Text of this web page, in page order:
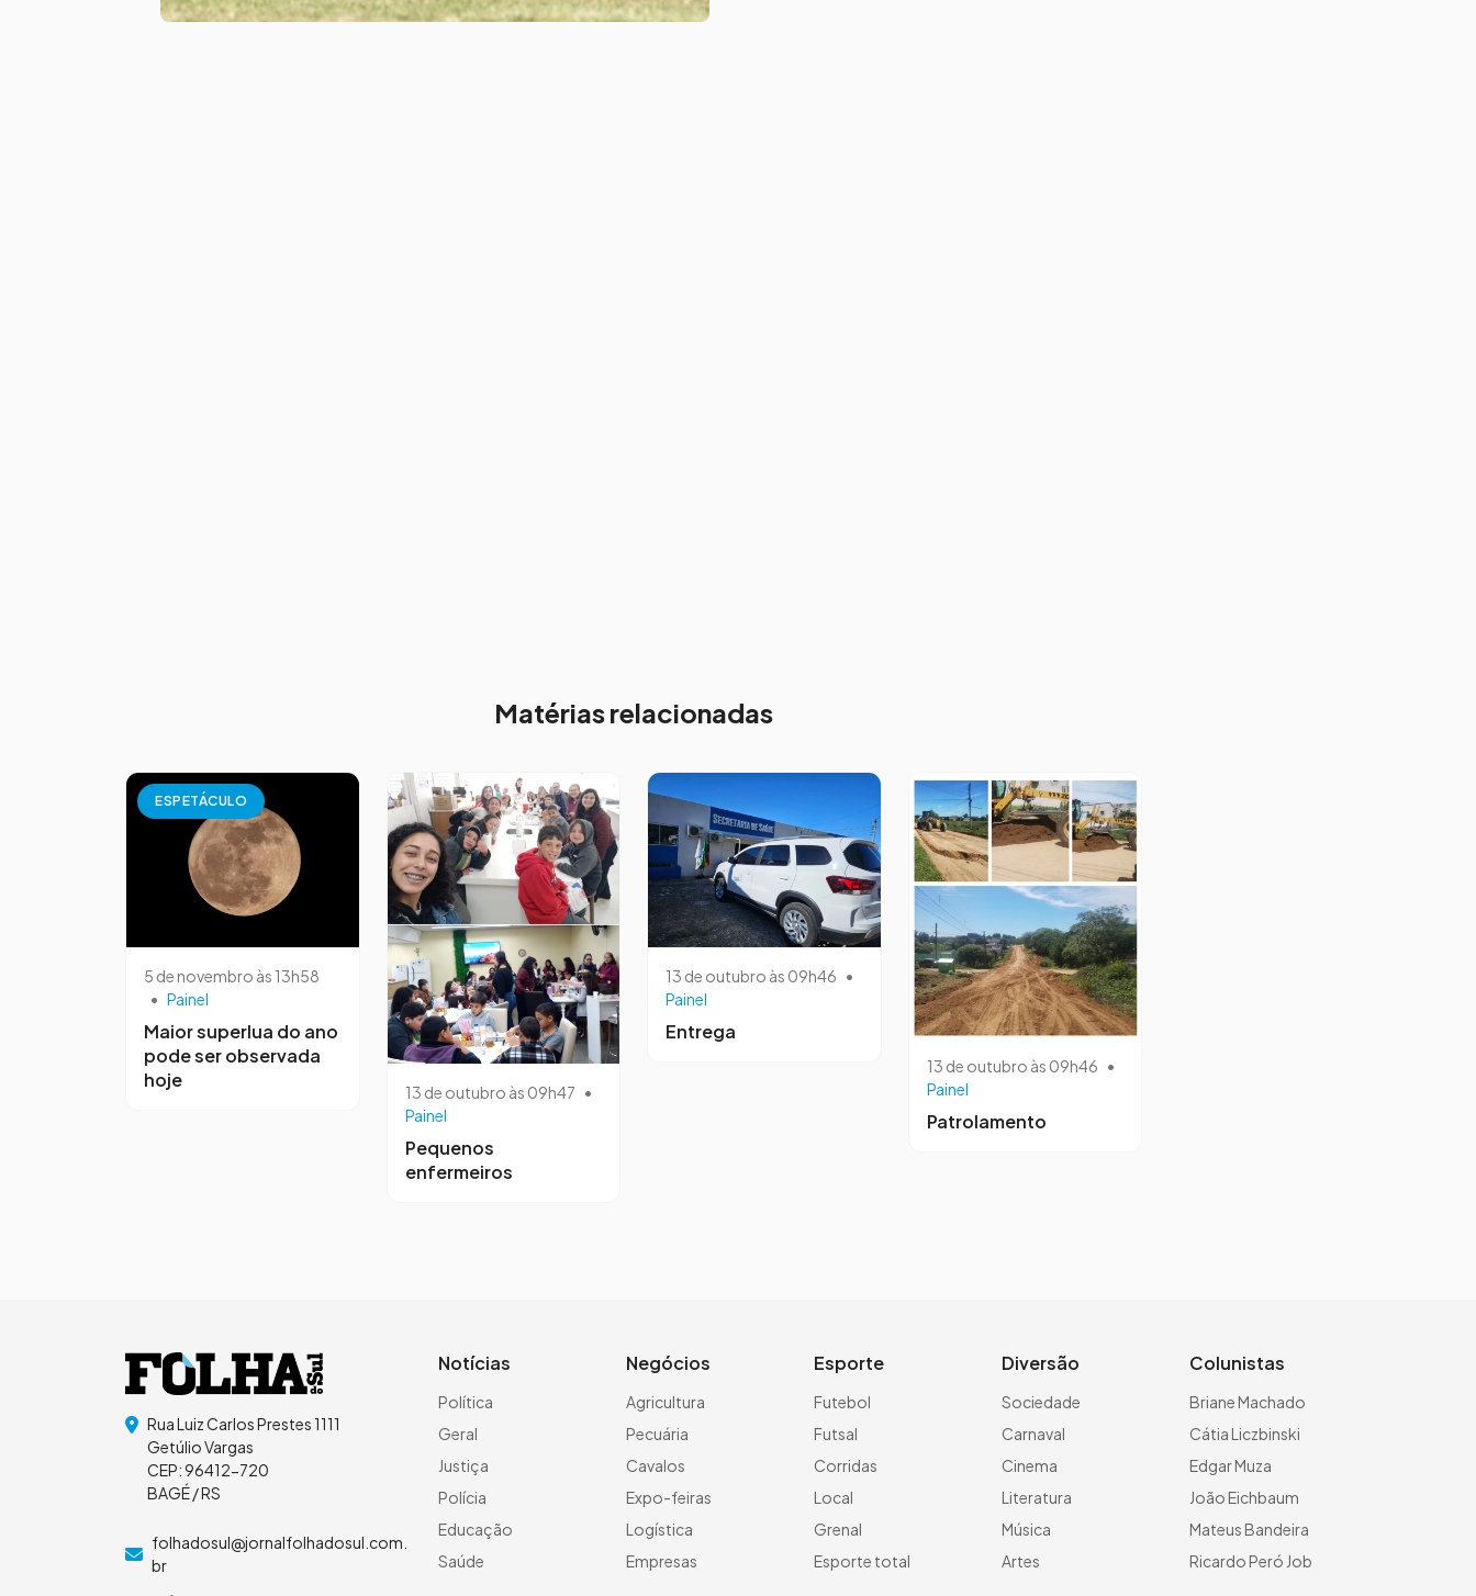
Matérias relacionadas
ESPETÁCULO
5 de novembro às 13h58
• Painel
Maior superlua do ano
pode ser observada
hoje
13 de outubro às 09h47 •
Painel
Pequenos
enfermeiros
13 de outubro às 09h46 •
Painel
Entrega
13 de outubro às 09h46 •
Painel
Patrolamento
Rua Luiz Carlos Prestes 1111
Getúlio Vargas
CEP: 96412-720
BAGÉ / RS
folhadosul@jornalfolhadosul.com.
br
Notícias
Política
Geral
Justiça
Polícia
Educação
Saúde
Negócios
Agricultura
Pecuária
Cavalos
Expo-feiras
Logística
Empresas
Esporte
Futebol
Futsal
Corridas
Local
Grenal
Esporte total
Diversão
Sociedade
Carnaval
Cinema
Literatura
Música
Artes
Colunistas
Briane Machado
Cátia Liczbinski
Edgar Muza
João Eichbaum
Mateus Bandeira
Ricardo Peró Job